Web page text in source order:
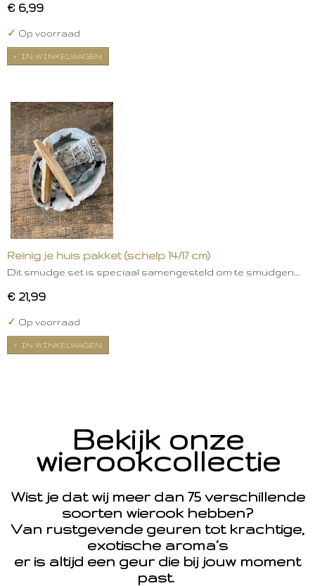
€ 6,99
✓ Op voorraad
IN WINKELWAGEN
Reinig je huis pakket (schelp 14/17 cm)
Dit smudge set is speciaal samengesteld om te smudgen.…
€ 21,99
✓ Op voorraad
IN WINKELWAGEN
Bekijk onze
wierookcollectie
Wist je dat wij meer dan 75 verschillende
soorten wierook hebben?
Van rustgevende geuren tot krachtige,
exotische aroma’s
er is altijd een geur die bij jouw moment
past.